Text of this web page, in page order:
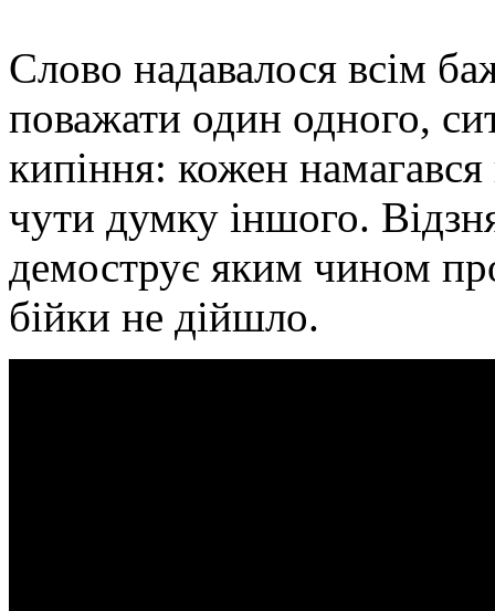
Слово надавалося всім
поважати один одного,
кипіння: кожен намагався
чути думку іншого.
демострує яким чином
бійки не дійшло.